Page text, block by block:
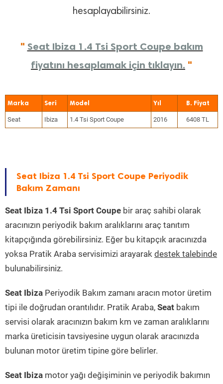
hesaplayabilirsiniz.
" Seat Ibiza 1.4 Tsi Sport Coupe bakım
fiyatını hesaplamak için tıklayın. "
Marka Seri Model Yıl
Seat Ibiza 1.4 Tsi Sport Coupe 2016 6408 TL
Seat Ibiza 1.4 Tsi Sport Coupe Periyodik
Bakım Zamanı
Seat Ibiza 1.4 Tsi Sport Coupe bir araç sahibi olarak
aracınızın periyodik bakım aralıklarını araç tanıtım
kitapçığında görebilirsiniz. Eğer bu kitapçık aracınızda
yoksa Pratik Araba servisimizi arayarak destek talebinde
bulunabilirsiniz.
Seat Ibiza Periyodik Bakım zamanı aracın motor üretim
tipi ile doğrudan orantılıdır. Pratik Araba, Seat bakım
servisi olarak aracınızın bakım km ve zaman aralıklarını
marka üreticisin tavsiyesine uygun olarak aracınızda
bulunan motor üretim tipine göre belirler.
Seat Ibiza motor yağı değişiminin ve periyodik bakımın